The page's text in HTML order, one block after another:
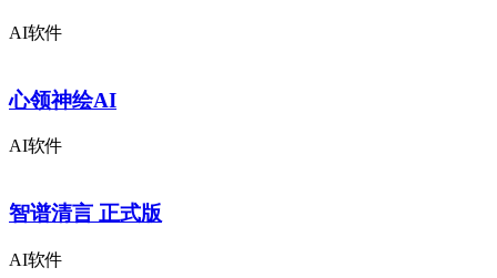
AI软件
心领神绘AI
AI软件
智谱清言 正式版
AI软件